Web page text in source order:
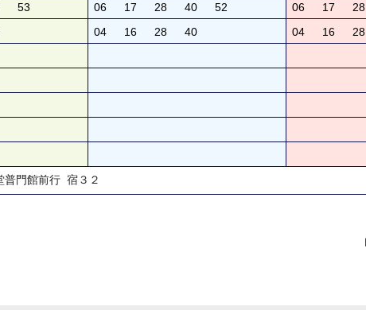
53 06 17 28 40 52 06 17 28
04 16 28 40 04 16 28
普門館前行 宿３２